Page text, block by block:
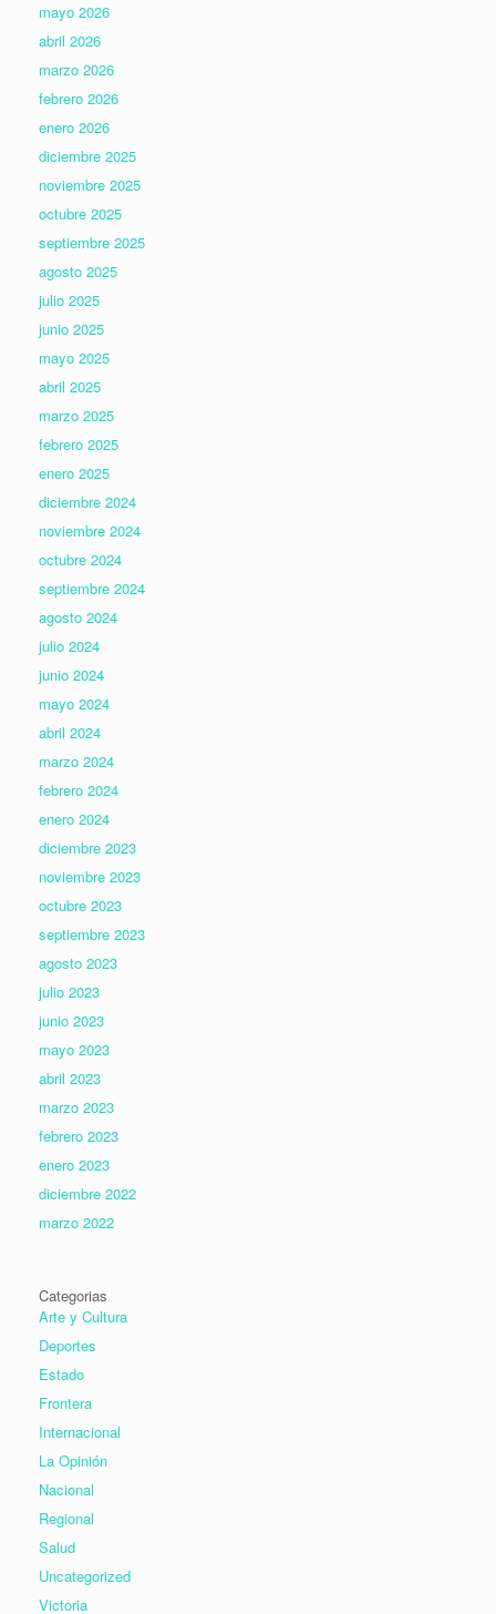
mayo 2026
abril 2026
marzo 2026
febrero 2026
enero 2026
diciembre 2025
noviembre 2025
octubre 2025
septiembre 2025
agosto 2025
julio 2025
junio 2025
mayo 2025
abril 2025
marzo 2025
febrero 2025
enero 2025
diciembre 2024
noviembre 2024
octubre 2024
septiembre 2024
agosto 2024
julio 2024
junio 2024
mayo 2024
abril 2024
marzo 2024
febrero 2024
enero 2024
diciembre 2023
noviembre 2023
octubre 2023
septiembre 2023
agosto 2023
julio 2023
junio 2023
mayo 2023
abril 2023
marzo 2023
febrero 2023
enero 2023
diciembre 2022
marzo 2022
Categorias
Arte y Cultura
Deportes
Estado
Frontera
Internacional
La Opinión
Nacional
Regional
Salud
Uncategorized
Victoria